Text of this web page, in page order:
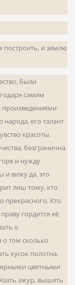
и землю
были
самим
его талант
красоты.
безгранична
и нужду
и вижу да, это
лиш тому, кто
прекрасного. Кто
гордится её
о
о том сколько
кусок полотна,
цветными
ажур, вышить